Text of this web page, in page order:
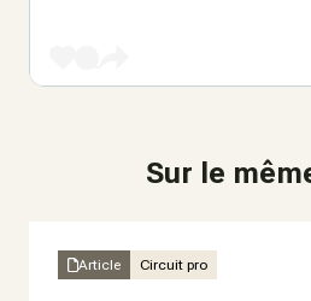
Sur le
Article Circuit pro